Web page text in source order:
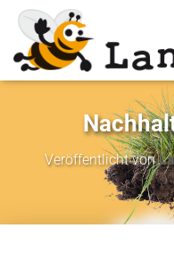
Veröffentlicht von